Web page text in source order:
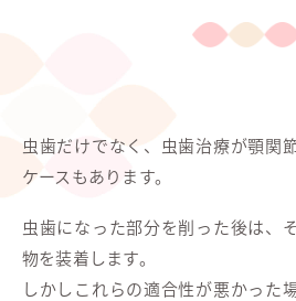
虫歯だけでなく、虫歯治療が顎関
ケースもあります。
虫歯になった部分を削った後は、
物を装着します。
しかしこれらの適合性が悪かった